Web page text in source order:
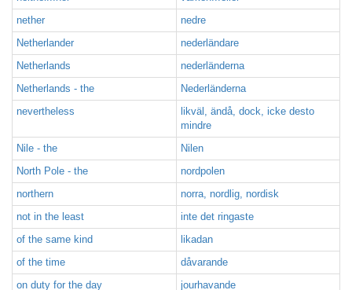
nether
nedre
Netherlander
nederländare
Netherlands
nederländerna
Netherlands - the
Nederländerna
nevertheless
likväl, ändå, dock, icke desto
mindre
Nile - the
Nilen
North Pole - the
nordpolen
northern
norra, nordlig, nordisk
not in the least
inte det ringaste
of the same kind
likadan
of the time
dåvarande
on duty for the day
jourhavande